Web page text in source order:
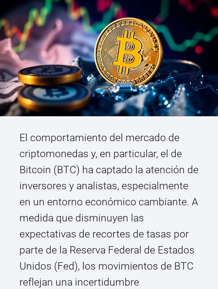
El comportamiento del mercado de
criptomonedas y, en particular, el de
Bitcoin (BTC) ha captado la atención de
inversores y analistas, especialmente
en un entorno económico cambiante. A
medida que disminuyen las
expectativas de recortes de tasas por
parte de la Reserva Federal de Estados
Unidos (Fed), los movimientos de BTC
reflejan una incertidumbre